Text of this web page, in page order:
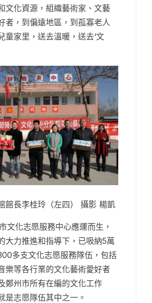
文化資源，組織藝術家、文藝
者，到偏遠地區，到孤寡老人
童家里，送去溫暖，送去‘文
長李桂玲（左四） 攝影 楊凱
文化志愿服務中心應運而生，
大力推進和指導下，已吸納5萬
多支文化志愿服務隊伍，包括
樂等各行業的文化藝術愛好者
鄭州市所有在編的文化工作
是志愿隊伍其中之一。